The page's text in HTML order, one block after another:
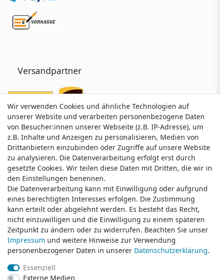
Versandpartner
Service & Kontakt
Wünschen Sie einen Rückruf?
service@klamato.de
Schreiben Sie uns:
service@klamato.de
Wir verwenden Cookies und ähnliche Technologien auf
unserer Website und verarbeiten personenbezogene Daten
von Besucher:innen unserer Webseite (z.B. IP-Adresse), um
z.B. Inhalte und Anzeigen zu personalisieren, Medien von
Drittanbietern einzubinden oder Zugriffe auf unsere Website
zu analysieren. Die Datenverarbeitung erfolgt erst durch
gesetzte Cookies. Wir teilen diese Daten mit Dritten, die wir in
den Einstellungen benennen.
Die Datenverarbeitung kann mit Einwilligung oder aufgrund
eines berechtigten Interesses erfolgen. Die Zustimmung
kann erteilt oder abgelehnt werden. Es besteht das Recht,
nicht einzuwilligen und die Einwilligung zu einem späteren
Zeitpunkt zu ändern oder zu widerrufen. Beachten Sie unser
Impressum und weitere Hinweise zur Verwendung
personenbezogener Daten in unserer Daten­schutz­erklärung.
Essenziell
Externe Medien
Wir verwenden Cookies und ähnliche Technologien auf
unserer Website und verarbeiten personenbezogene Daten
von Besucher:innen unserer Webseite (z.B. IP-Adresse), um
z.B. Inhalte und Anzeigen zu personalisieren, Medien von
Drittanbietern einzubinden oder Zugriffe auf unsere Website
zu analysieren. Die Datenverarbeitung erfolgt erst durch
gesetzte Cookies. Wir teilen diese Daten mit Dritten, die wir in
den Einstellungen benennen.
Die Datenverarbeitung kann mit Einwilligung oder aufgrund
eines berechtigten Interesses erfolgen. Die Zustimmung
kann erteilt oder abgelehnt werden. Es besteht das Recht,
nicht einzuwilligen und die Einwilligung zu einem späteren
Zeitpunkt zu ändern oder zu widerrufen. Beachten Sie unser
Impressum und weitere Hinweise zur Verwendung
personenbezogener Daten in unserer Daten­schutz­erklärung.
Essenziell
Externe Medien